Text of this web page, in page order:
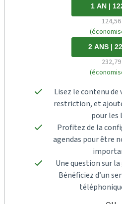
1 AN |
2 ANS |
Lisez le contenu de
restriction, et
pour les
Profitez de la
agendas pour être
Une question sur
Bénéficiez d’un